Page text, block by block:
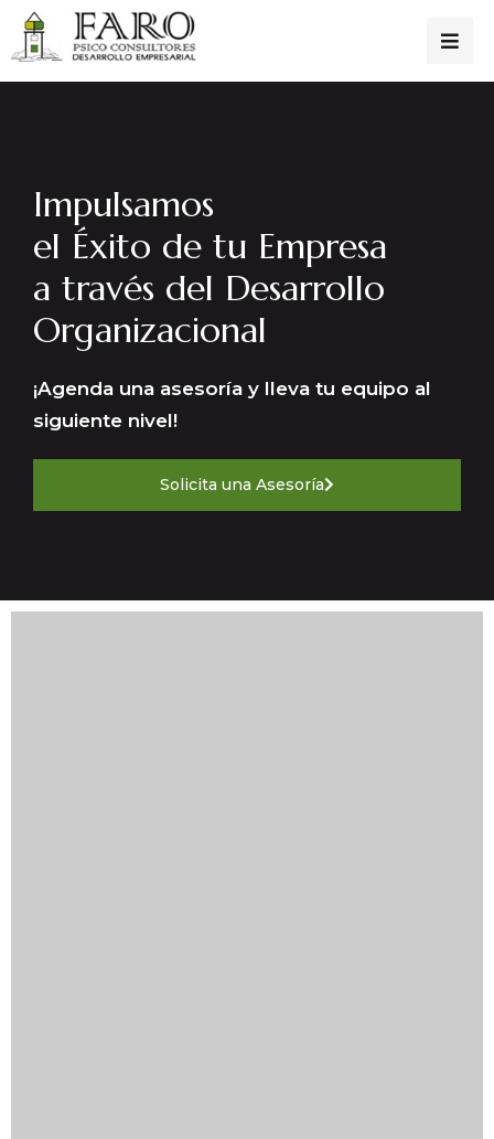
Impulsamos
el Éxito de tu Empresa
a través del Desarrollo
Organizacional
¡Agenda una asesoría y lleva tu equipo al
siguiente nivel!
Solicita una Asesoría